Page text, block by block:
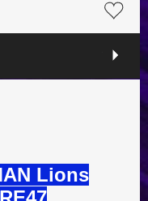
Lions